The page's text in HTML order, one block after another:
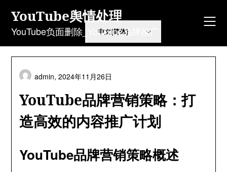
content
YouTube舆情处理
YouTube负面删除_YouTube品牌推广
YouTube品牌营销策略：打
造高效的内容推广计划
admin,2024年11月26日
YouTube品牌营销策略概述